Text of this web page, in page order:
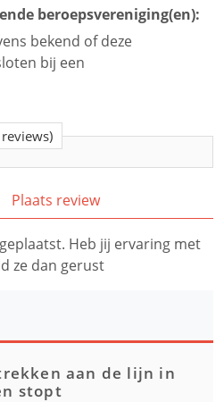
beroepsvereniging(en):
bekend of deze
bij een
Plaats review
Heb jij ervaring met
ze dan gerust
aan de lijn in
stopt